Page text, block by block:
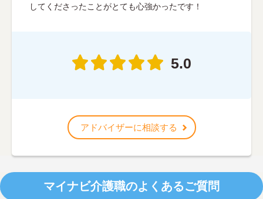
してくださったことがとても心強かったです！
5.0
アドバイザーに相談する
マイナビ介護職のよくあるご質問